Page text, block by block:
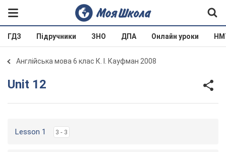
ГДЗ Підручники ЗНО ДПА Онлайн уроки
Англійська мова 6 клас К. І. Кауфман 2008
Unit 12
Lesson 1 3 - 3